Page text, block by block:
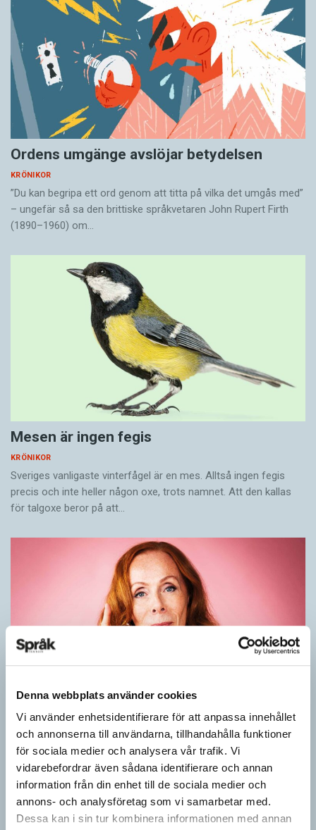
Denna webbplats använder cookies
Vi använder enhetsidentifierare för att anpassa innehållet
och annonserna till användarna, tillhandahålla funktioner
för sociala medier och analysera vår trafik. Vi
vidarebefordrar även sådana identifierare och annan
information från din enhet till de sociala medier och
annons- och analysföretag som vi samarbetar med.
Dessa kan i sin tur kombinera informationen med annan
Ordens umgänge avslöjar betydelsen
KRÖNIKOR
”Du kan begripa ett ord genom att titta på vilka det umgås med”
– ungefär så sa den brittiske språkvetaren John Rupert Firth
(1890–1960) om…
Mesen är ingen fegis
KRÖNIKOR
Sveriges vanligaste vinterfågel är en mes. Alltså ingen fegis
precis och inte heller någon oxe, trots namnet. Att den kallas
för talgoxe beror på att…
Rör inte mitt asså!
KRÖNIKOR
Vet ni vad småord är? Ja, det är små ord. Låt mig förklara vad
jag i dag menar med småord. Jag vet att jag i…